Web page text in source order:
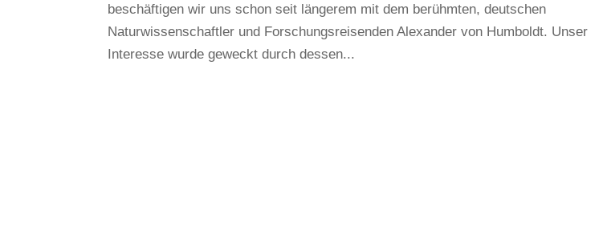
beschäftigen wir uns schon seit längerem mit dem berühmten, deutschen
Naturwissenschaftler und Forschungsreisenden Alexander von Humboldt. Unser
Interesse wurde geweckt durch dessen...